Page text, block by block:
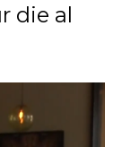
die al